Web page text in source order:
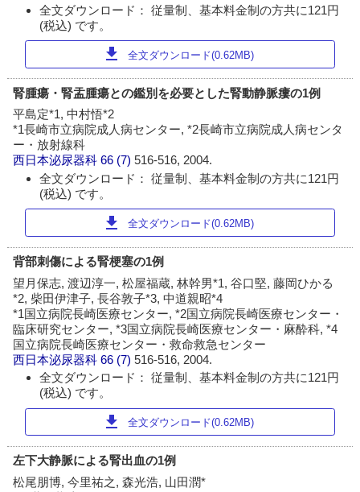
全文ダウンロード： 従量制、基本料金制の方共に121円
(税込) です。
download 全文ダウンロード(0.62MB)
腎腫瘍・腎盂腫瘍との鑑別を必要とした腎動静脈瘻の1例
平島定*1, 中村悟*2
*1長崎市立病院成人病センター, *2長崎市立病院成人病センタ
ー・放射線科
西日本泌尿器科 66 (7)516-516, 2004.
全文ダウンロード： 従量制、基本料金制の方共に121円
(税込) です。
download 全文ダウンロード(0.62MB)
背部刺傷による腎梗塞の1例
望月保志, 渡辺淳一, 松屋福蔵, 林幹男*1, 谷口堅, 藤岡ひかる
*2, 柴田伊津子, 長谷敦子*3, 中道親昭*4
*1国立病院長崎医療センター, *2国立病院長崎医療センター・
臨床研究センター, *3国立病院長崎医療センター・麻酔科, *4
国立病院長崎医療センター・救命救急センター
西日本泌尿器科 66 (7)516-516, 2004.
全文ダウンロード： 従量制、基本料金制の方共に121円
(税込) です。
download 全文ダウンロード(0.62MB)
左下大静脈による腎出血の1例
松尾朋博, 今里祐之, 森光浩, 山田潤*